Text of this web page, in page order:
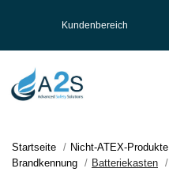
Kundenbereich
Startseite Nicht-ATEX-Produkte
Brandkennung
Batteriekasten